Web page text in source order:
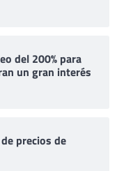
del 200% para
un gran interés
de precios de